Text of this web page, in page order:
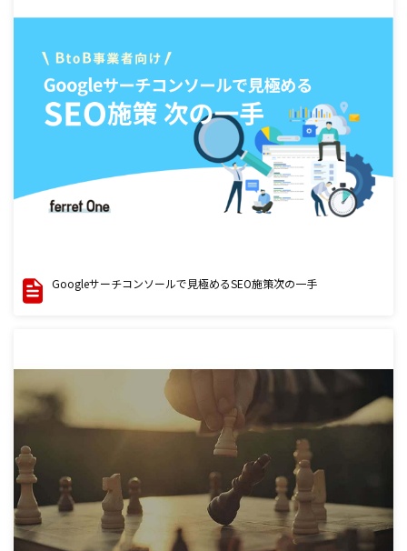
Googleサーチコンソールで見極めるSEO施策次の一手